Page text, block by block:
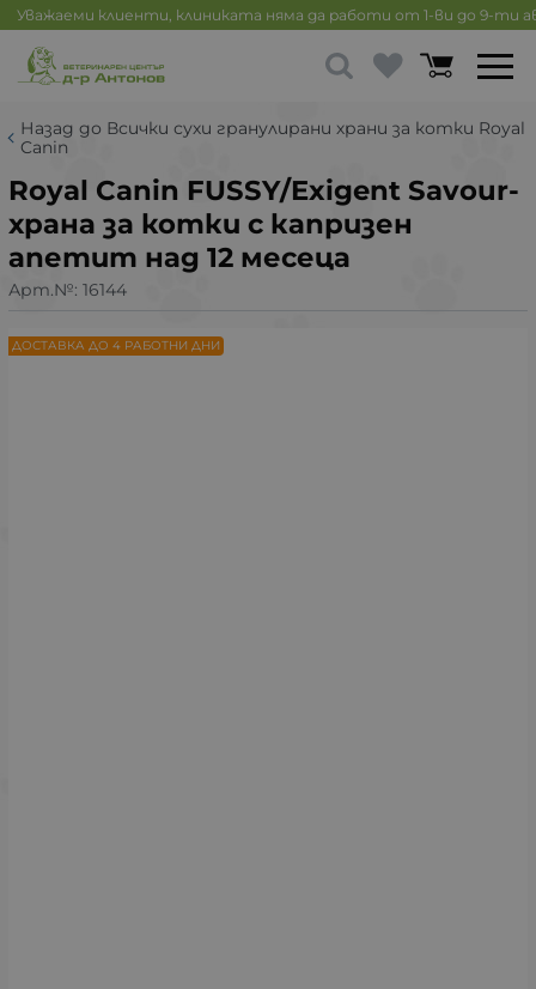
Уважаеми клиенти, клиниката няма да работи от 1-ви до 9-ти
Назад до Всички сухи гранулирани храни за котки Royal
Canin
Royal Canin FUSSY/Exigent Savour-
храна за котки с капризен
апетит над 12 месеца
Арт.№: 16144
ДОСТАВКА ДО 4 РАБОТНИ ДНИ